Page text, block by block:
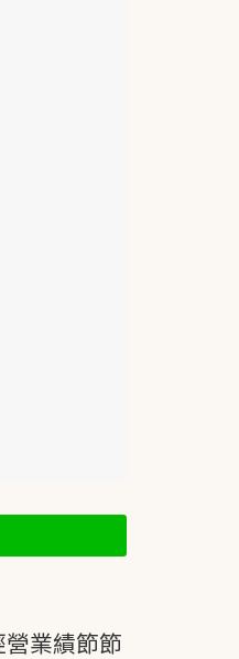
業績節節